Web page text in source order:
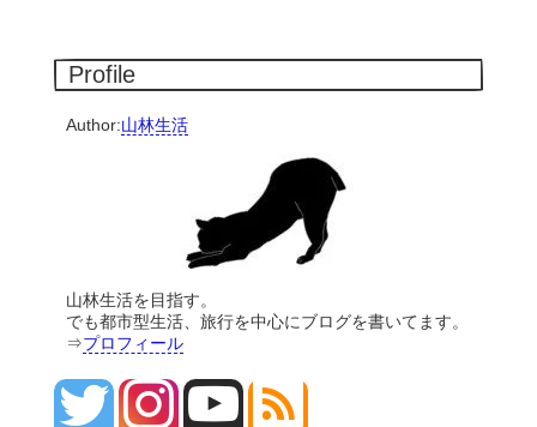
Profile
Author:山林生活
山林生活を目指す。
でも都市型生活、旅行を中心にブログを書いてます。
⇒プロフィール